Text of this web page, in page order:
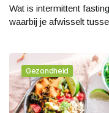
Wat is intermittent
waarbij je afwisselt
Gezondheid